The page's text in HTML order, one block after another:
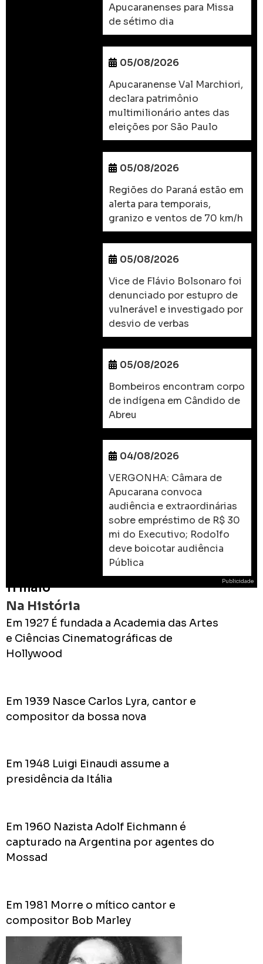
Apucaranenses para Missa
de sétimo dia
05/08/2026
Apucaranense Val Marchiori,
declara patrimônio
multimilionário antes das
eleições por São Paulo
05/08/2026
Regiões do Paraná estão em
alerta para temporais,
granizo e ventos de 70 km/h
05/08/2026
Vice de Flávio Bolsonaro foi
denunciado por estupro de
vulnerável e investigado por
desvio de verbas
05/08/2026
Bombeiros encontram corpo
de indígena em Cândido de
Abreu
04/08/2026
VERGONHA: Câmara de
Apucarana convoca
audiência e extraordinárias
sobre empréstimo de R$ 30
mi do Executivo; Rodolfo
deve boicotar audiência
Pública
11 maio
Na História
Em 1927 É fundada a Academia das Artes
e Ciências Cinematográficas de
Hollywood
Em 1939 Nasce Carlos Lyra, cantor e
compositor da bossa nova
Em 1948 Luigi Einaudi assume a
presidência da Itália
Em 1960 Nazista Adolf Eichmann é
capturado na Argentina por agentes do
Mossad
Em 1981 Morre o mítico cantor e
compositor Bob Marley
Publicidade